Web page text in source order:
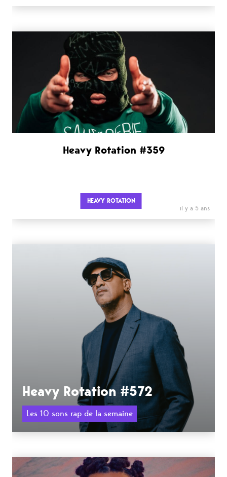
Heavy Rotation #359
HEAVY ROTATION
il y a 5 ans
Heavy Rotation #572
Les 10 sons rap de la semaine